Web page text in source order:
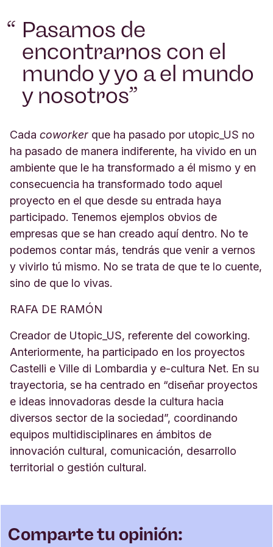
Pasamos de
encontrarnos con el
mundo y yo a el mundo
y nosotros
Cada coworker que ha pasado por utopic_US no
ha pasado de manera indiferente, ha vivido en un
ambiente que le ha transformado a él mismo y en
consecuencia ha transformado todo aquel
proyecto en el que desde su entrada haya
participado. Tenemos ejemplos obvios de
empresas que se han creado aquí dentro. No te
podemos contar más, tendrás que venir a vernos
y vivirlo tú mismo. No se trata de que te lo cuente,
sino de que lo vivas.
RAFA DE RAMÓN
Creador de Utopic_US, referente del coworking.
Anteriormente, ha participado en los proyectos
Castelli e Ville di Lombardia y e-cultura Net. En su
trayectoria, se ha centrado en “diseñar proyectos
e ideas innovadoras desde la cultura hacia
diversos sector de la sociedad”, coordinando
equipos multidisciplinares en ámbitos de
innovación cultural, comunicación, desarrollo
territorial o gestión cultural.
Comparte tu opinión: